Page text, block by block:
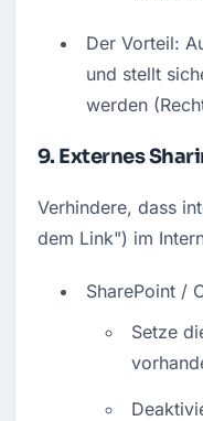
Der Vorteil:
und stellt
werden
9. Externes
Verhindere, dass
dem Link") im
SharePoint /
Setze